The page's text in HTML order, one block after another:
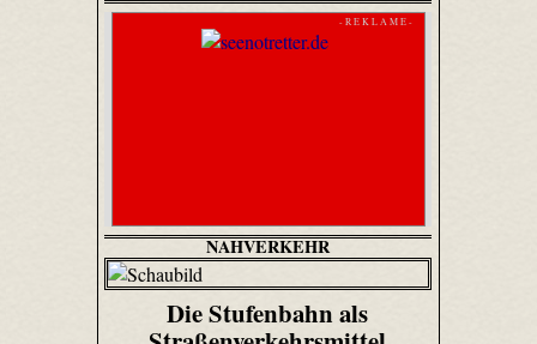
- R E K L A M E -
NAHVERKEHR
Die Stufenbahn als